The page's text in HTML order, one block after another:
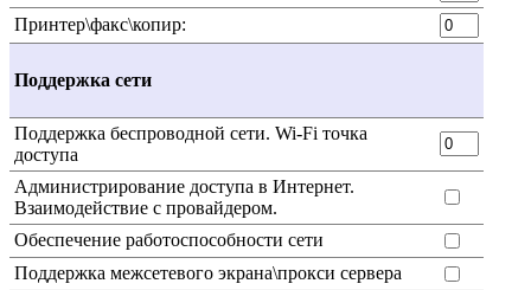
Принтер\факс\копир:
Поддержка сети
Поддержка беспроводной сети. Wi-Fi точка
доступа
Администрирование доступа в Интернет.
Взаимодействие с провайдером.
Обеспечение работоспособности сети
Поддержка межсетевого экрана\прокси сервера